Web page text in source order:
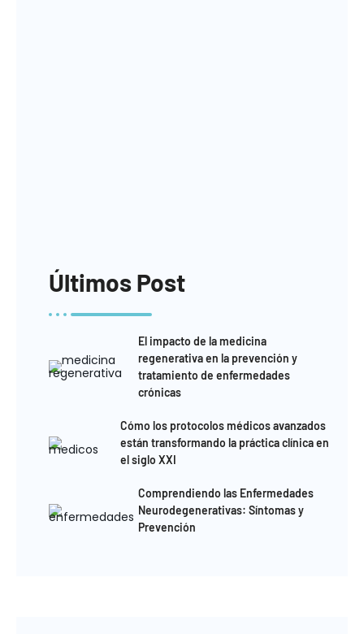
Últimos Post
El impacto de la medicina
regenerativa en la prevención y
tratamiento de enfermedades
crónicas
Cómo los protocolos médicos avanzados
están transformando la práctica clínica en
el siglo XXI
Comprendiendo las Enfermedades
Neurodegenerativas: Síntomas y
Prevención